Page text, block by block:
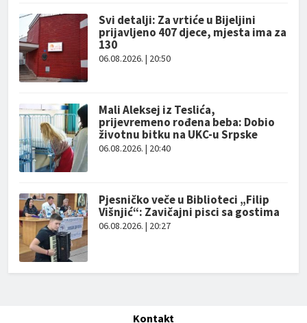
Svi detalji: Za vrtiće u Bijeljini
prijavljeno 407 djece, mjesta ima za
130
06.08.2026. | 20:50
Mali Aleksej iz Teslića,
prijevremeno rođena beba: Dobio
životnu bitku na UKC-u Srpske
06.08.2026. | 20:40
Pjesničko veče u Biblioteci „Filip
Višnjić“: Zavičajni pisci sa gostima
06.08.2026. | 20:27
Kontakt